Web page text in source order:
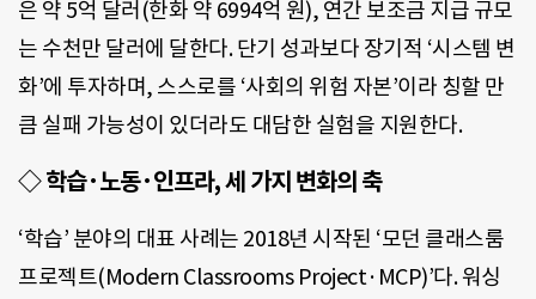
은 약 5억 달러(한화 약 6994억 원), 연간 보조금 지급 규모
는 수천만 달러에 달한다. 단기 성과보다 장기적 ‘시스템 변
화’에 투자하며, 스스로를 ‘사회의 위험 자본’이라 칭할 만
큼 실패 가능성이 있더라도 대담한 실험을 지원한다.
◇ 학습·노동·인프라, 세 가지 변화의 축
‘학습’ 분야의 대표 사례는 2018년 시작된 ‘모던 클래스룸
프로젝트(Modern Classrooms Project·MCP)’다. 워싱